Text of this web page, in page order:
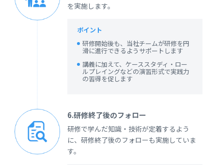
を実施します。
ポイント
研修開始後も、当社チームが研修を円
滑に進行できるようサポートします
講義に加えて、ケーススタディ・ロー
ルプレイングなどの演習形式で実践力
の習得を促します
6.研修終了後のフォロー
研修で学んだ知識・技術が定着するよう
に、研修終了後のフォローも実施していま
す。